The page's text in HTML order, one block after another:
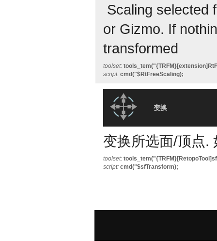
Scaling selected
or Gizmo. If
transformed
toolset:
script: cmd("$RtFreeScaling);
变换
变换所选面/顶点.
toolset:
script: cmd("$sfTransform);